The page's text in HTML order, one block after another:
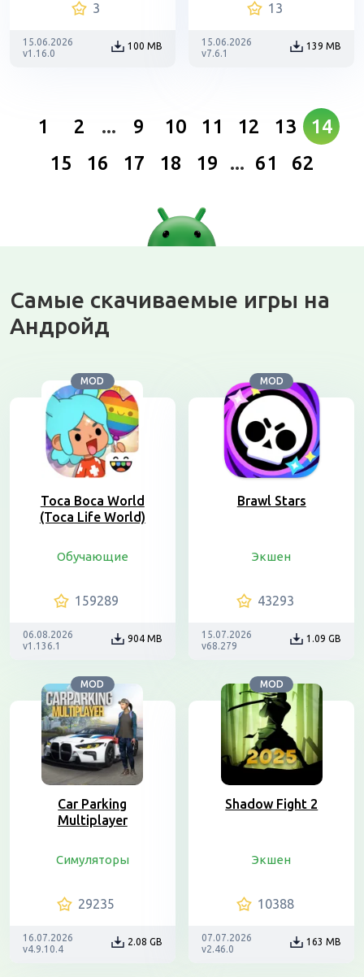
3
15.06.2026
v1.16.0
100 MB
13
15.06.2026
v7.6.1
139 MB
1 2 ... 9 10 11 12 13
14
15
16 17 18 19 ... 61 62
Самые скачиваемые игры на
Андройд
MOD
Toca Boca World
(Toca Life World)
Обучающие
159289
06.08.2026
v1.136.1
904 MB
MOD
Brawl Stars
Экшен
43293
15.07.2026
v68.279
1.09 GB
MOD
Car Parking
Multiplayer
Симуляторы
29235
16.07.2026
v4.9.10.4
2.08 GB
MOD
Shadow Fight 2
Экшен
10388
07.07.2026
v2.46.0
163 MB